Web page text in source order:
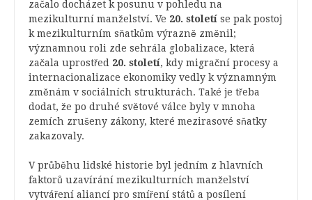
začalo docházet k posunu v pohledu na
mezikulturní manželství. Ve 20. století se pak postoj
k mezikulturním sňatkům výrazně změnil;
významnou roli zde sehrála globalizace, která
začala uprostřed 20. století, kdy migrační procesy a
internacionalizace ekonomiky vedly k významným
změnám v sociálních strukturách. Také je třeba
dodat, že po druhé světové válce byly v mnoha
zemích zrušeny zákony, které mezirasové sňatky
zakazovaly.
V průběhu lidské historie byl jedním z hlavních
faktorů uzavírání mezikulturních manželství
vytváření aliancí pro smíření států a posílení